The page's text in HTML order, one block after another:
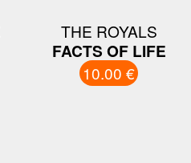
THE ROYALS
FACTS OF LIFE
10.00 €